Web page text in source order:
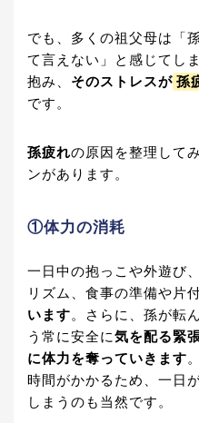
でも、多くの祖父母は「
て言えない」と感じてし
抱み、 そのストレスが 孫
です。
孫疲れの原因を整理して
ンがあります。
①体力の消耗
一日中の抱っこや外遊び
リズム、食事の準備や片
います。さらに、孫が転
う常に安全に気を配る緊
に体力を奪っていきます
時間がかかるため、一日
しまうのも当然です。